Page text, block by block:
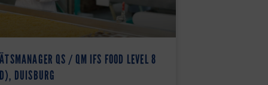
QS / QM IFS FOOD LEVEL 8
DUISBURG